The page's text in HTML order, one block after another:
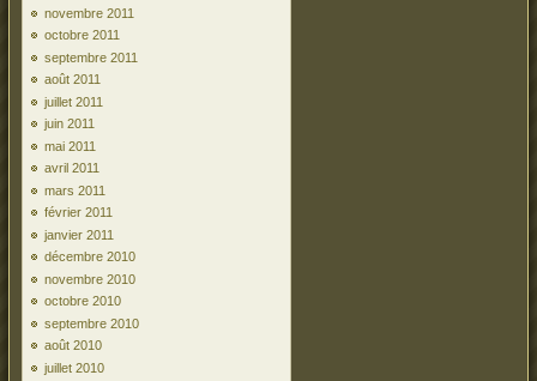
novembre 2011
octobre 2011
septembre 2011
août 2011
juillet 2011
juin 2011
mai 2011
avril 2011
mars 2011
février 2011
janvier 2011
décembre 2010
novembre 2010
octobre 2010
septembre 2010
août 2010
juillet 2010